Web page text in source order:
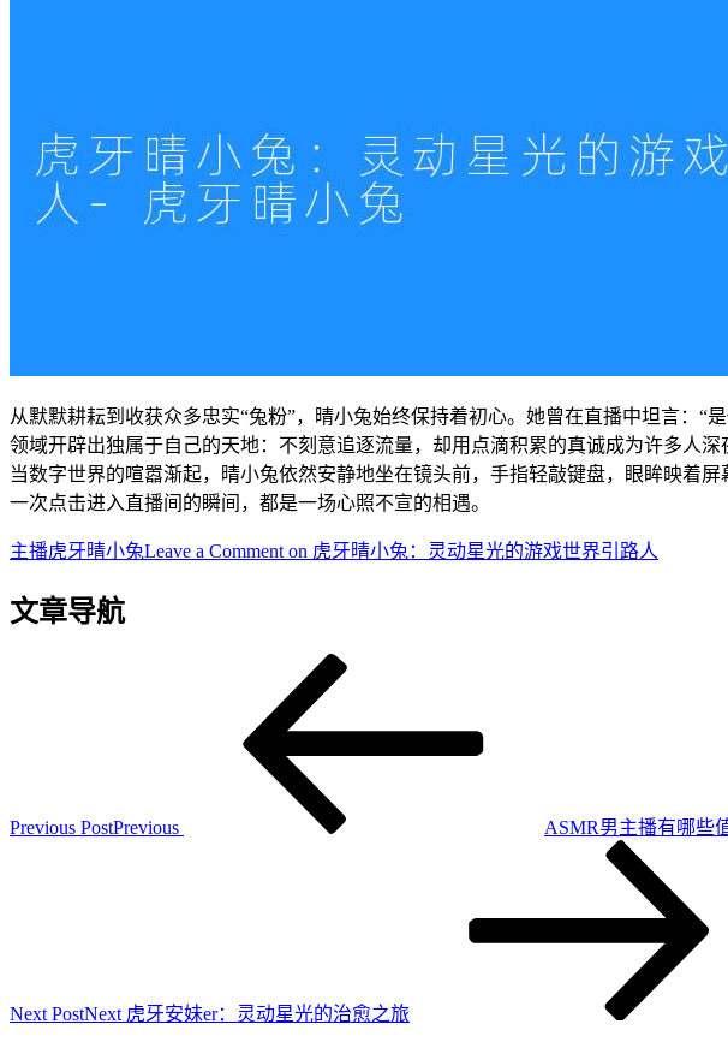
从默默耕耘到收获众多忠实“兔粉”，晴小兔始终保持着初心。她曾在直播中坦言：
领域开辟出独属于自己的天地：不刻意追逐流量，却用点滴积累的真诚成为许多人深
当数字世界的喧嚣渐起，晴小兔依然安静地坐在镜头前，手指轻敲键盘，眼眸映
一次点击进入直播间的瞬间，都是一场心照不宣的相遇。
主播虎牙晴小兔Leave a Comment on 虎牙晴小兔：灵动星光的游戏世界引路人
文章导航
Previous PostPrevious ASMR男主播有哪些
Next PostNext 虎牙安妹er：灵动星光的治愈之旅